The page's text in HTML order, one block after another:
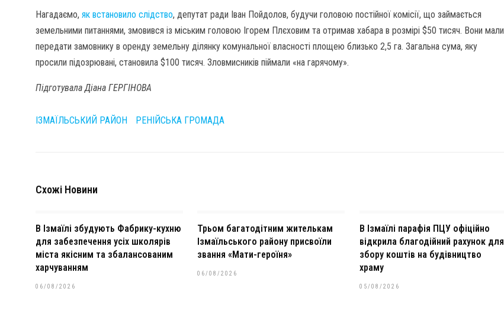
Нагадаємо, як встановило слідство, депутат ради Іван Пойдолов, будучи головою постійної комісії, що займається
земельними питаннями, змовився із міським головою Ігорем Плєховим та отримав хабара в розмірі $50 тисяч. Вони мали
передати замовнику в оренду земельну ділянку комунальної власності площею близько 2,5 га. Загальна сума, яку
просили підозрювані, становила $100 тисяч. Зловмисників піймали «на гарячому».
Підготувала Діана ГЕРГІНОВА
ІЗМАЇЛЬСЬКИЙ РАЙОН РЕНІЙСЬКА ГРОМАДА
Схожі Новини
В Ізмаїлі збудують Фабрику-кухню
для забезпечення усіх школярів
міста якісним та збалансованим
харчуванням
06/08/2026
Трьом багатодітним жителькам
Ізмаїльського району присвоїли
звання «Мати-героїня»
06/08/2026
В Ізмаїлі парафія ПЦУ офіційно
відкрила благодійний рахунок для
збору коштів на будівництво
храму
05/08/2026